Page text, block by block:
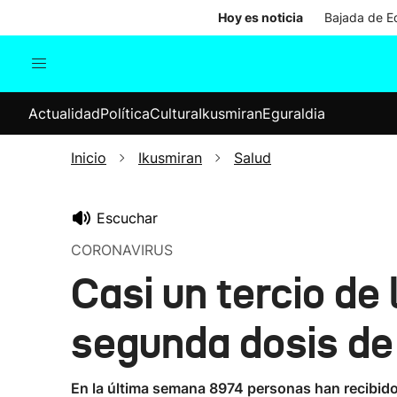
Hoy es noticia Bajada de
Internacional
Elecciones
ActualidadPolíticaCulturaIkusmiranEguraldia
Inicio Ikusmiran Salud
Escuchar
CORONAVIRUS
Casi un tercio
segunda dosis
En la última semana 8974 personas han